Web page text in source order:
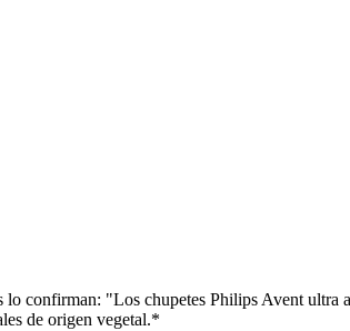
confirman: "Los chupetes Philips Avent
de origen vegetal.*